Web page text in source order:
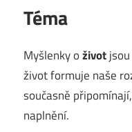
Téma
Myšlenky oživot
život formuje naše
současně
naplnění.